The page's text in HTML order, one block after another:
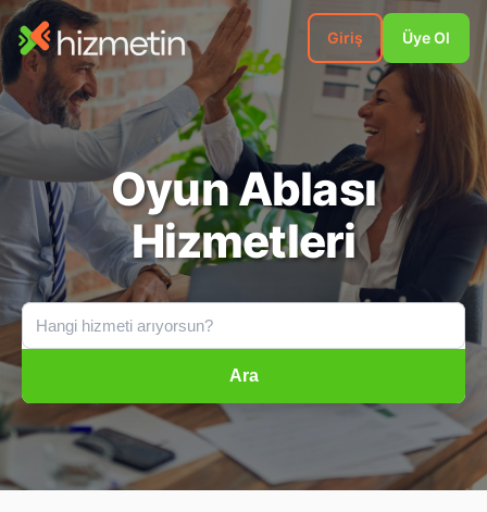
Giriş Üye Ol
Oyun Ablası
Hizmetleri
Ara